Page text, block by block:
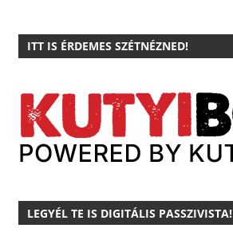
ITT IS ÉRDEMES SZÉTNÉZNED!
LEGYÉL TE IS DIGITÁLIS PASSZIVISTA!